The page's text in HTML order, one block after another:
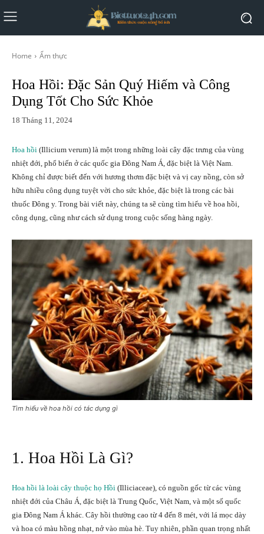
Home Ẩm thực
Hoa Hồi: Đặc Sản Quý Hiếm và Công
Dụng Tốt Cho Sức Khỏe
18 Tháng 11, 2024
Hoa hồi (Illicium verum) là một trong những loài cây đặc trưng của vùng
nhiệt đới, phổ biến ở các quốc gia Đông Nam Á, đặc biệt là Việt Nam.
Không chỉ được biết đến với hương thơm đặc biệt và vị cay nồng, còn sở
hữu nhiều công dụng tuyệt vời cho sức khỏe, đặc biệt là trong các bài
thuốc Đông y. Trong bài viết này, chúng ta sẽ cùng tìm hiểu về hoa hồi,
công dụng, cũng như cách sử dụng trong cuộc sống hàng ngày.
Tìm hiểu về hoa hồi có tác dụng gì
1. Hoa Hồi Là Gì?
Hoa hồi là loài cây thuộc họ Hồi (Illiciaceae), có nguồn gốc từ các vùng
nhiệt đới của Châu Á, đặc biệt là Trung Quốc, Việt Nam, và một số quốc
gia Đông Nam Á khác. Cây hồi thường cao từ 4 đến 8 mét, với lá mọc dày
và hoa có màu hồng nhạt, nở vào mùa hè. Tuy nhiên, phần quan trọng nhất